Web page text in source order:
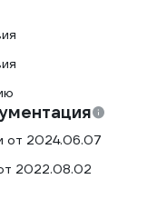
от 2024.06.07
2022.08.02